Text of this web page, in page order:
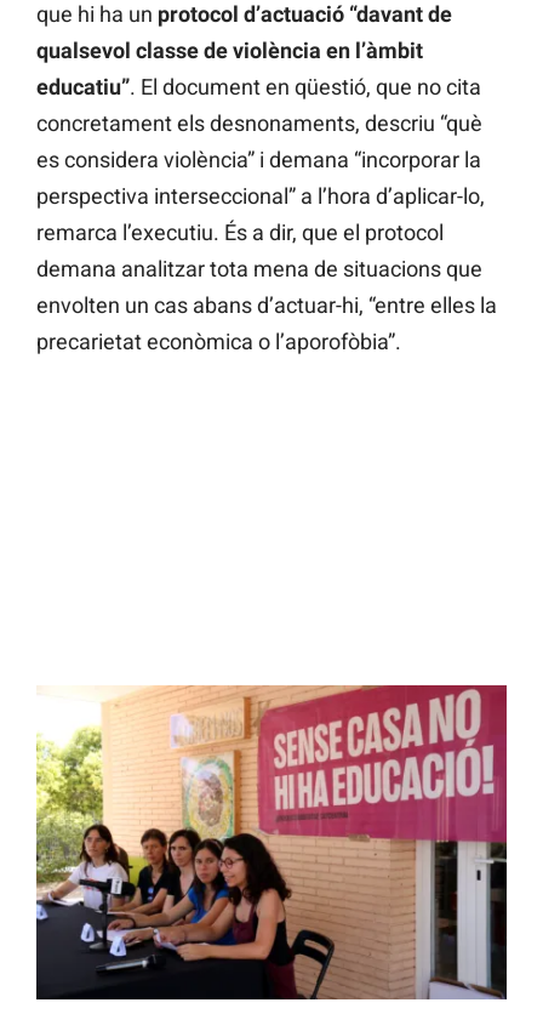
que hi ha un protocol d’actuació “davant de
qualsevol classe de violència en l’àmbit
educatiu”. El document en qüestió, que no cita
concretament els desnonaments, descriu “què
es considera violència” i demana “incorporar la
perspectiva interseccional” a l’hora d’aplicar-lo,
remarca l’executiu. És a dir, que el protocol
demana analitzar tota mena de situacions que
envolten un cas abans d’actuar-hi, “entre elles la
precarietat econòmica o l’aporofòbia”.